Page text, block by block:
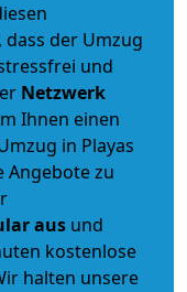
der Umzug
und
Netzwerk
Ihnen einen
in Playas
Angebote zu
aus und
kostenlose
halten unsere